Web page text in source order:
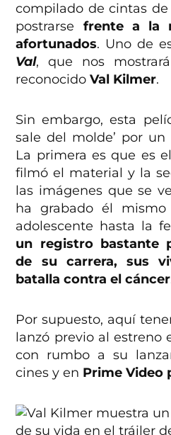
compilado de cintas
postrarse frente a la
afortunados. Uno de
Val, que nos
reconocidoVal Kilmer.
Sin embargo, esta
sale del molde’ por
La primera es que es
filmó el material y la
las imágenes que se
ha grabado él
adolescente hasta la
un registro bastante
de su carrera, sus
batalla contra el cáncer
Por supuesto, aquí
lanzó previo al estreno
con rumbo a su
cines y en Prime Video